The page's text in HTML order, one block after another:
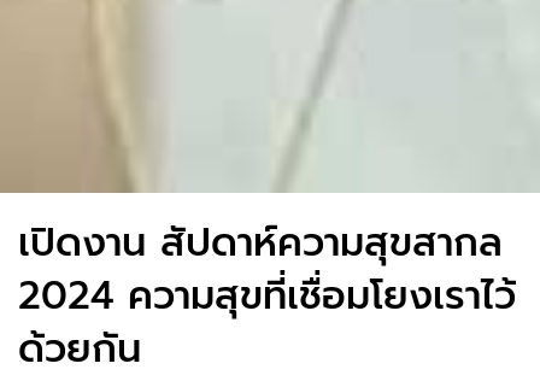
เปิดงาน สัปดาห์ความสุขสากล
2024 ความสุขที่เชื่อมโยงเราไว้
ด้วยกัน